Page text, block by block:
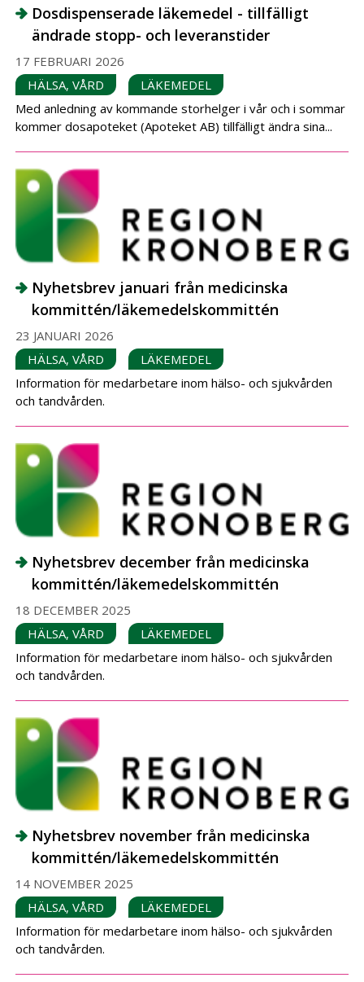
Dosdispenserade läkemedel - tillfälligt
ändrade stopp- och leveranstider
17 FEBRUARI 2026
HÄLSA, VÅRD
LÄKEMEDEL
Med anledning av kommande storhelger i vår och i sommar
kommer dosapoteket (Apoteket AB) tillfälligt ändra sina...
Nyhetsbrev januari från medicinska
kommittén/läkemedelskommittén
23 JANUARI 2026
HÄLSA, VÅRD
LÄKEMEDEL
Information för medarbetare inom hälso- och sjukvården
och tandvården.
Nyhetsbrev december från medicinska
kommittén/läkemedelskommittén
18 DECEMBER 2025
HÄLSA, VÅRD
LÄKEMEDEL
Information för medarbetare inom hälso- och sjukvården
och tandvården.
Nyhetsbrev november från medicinska
kommittén/läkemedelskommittén
14 NOVEMBER 2025
HÄLSA, VÅRD
LÄKEMEDEL
Information för medarbetare inom hälso- och sjukvården
och tandvården.